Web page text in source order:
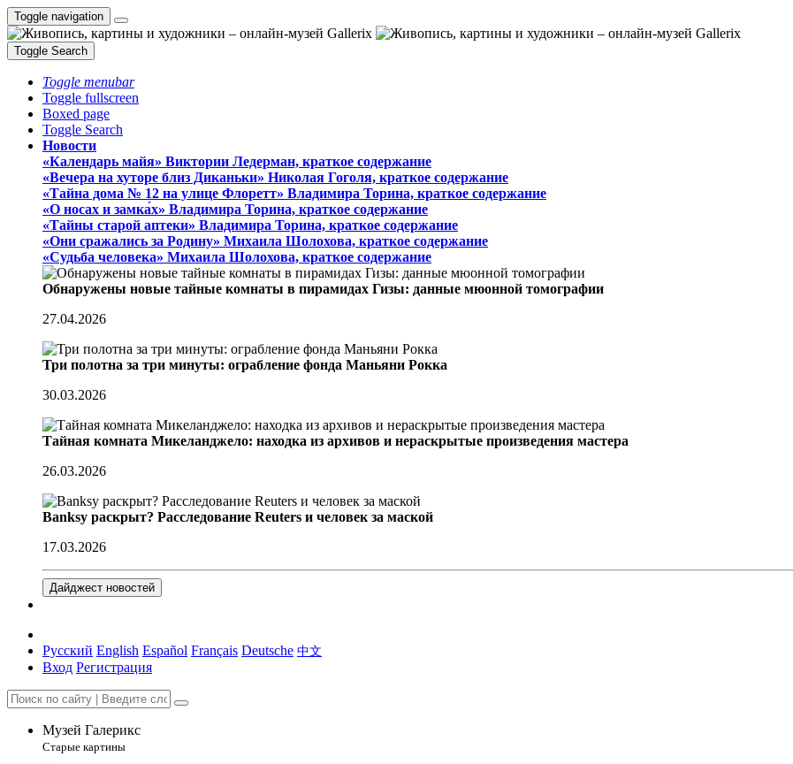
Toggle navigation
Toggle Search
Toggle menubar
Toggle fullscreen
Boxed page
Toggle Search
Новости
«Календарь майя» Виктории Ледерман, краткое содержание
«Вечера на хуторе близ Диканьки» Николая Гоголя, краткое содержание
«Тайна дома № 12 на улице Флоретт» Владимира Торина, краткое содержание
«О носах и замка́х» Владимира Торина, краткое содержание
«Тайны старой аптеки» Владимира Торина, краткое содержание
«Они сражались за Родину» Михаила Шолохова, краткое содержание
«Судьба человека» Михаила Шолохова, краткое содержание
Обнаружены новые тайные комнаты в пирамидах Гизы: данные мюонной томографии
27.04.2026
Три полотна за три минуты: ограбление фонда Маньяни Рокка
30.03.2026
Тайная комната Микеланджело: находка из архивов и нераскрытые произведения мастера
26.03.2026
Banksy раскрыт? Расследование Reuters и человек за маской
17.03.2026
Дайджест новостей
Русский English Español Français Deutsche 中文
Вход Регистрация
Музей Галерикс
Старые картины